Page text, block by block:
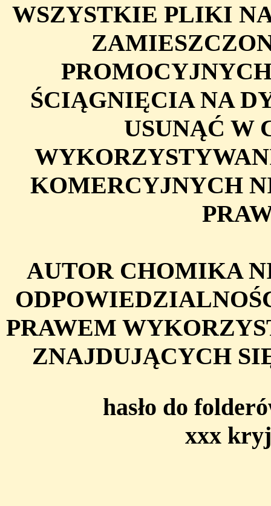
WSZYSTKIE PLIKI
ŚCIĄGNIĘCIA NA
USUNĄĆ W
KOMERCYJNYCH
AUTOR CHOMIKA
PRAWEM
ZNAJDUJĄCYCH
hasło do
xxx